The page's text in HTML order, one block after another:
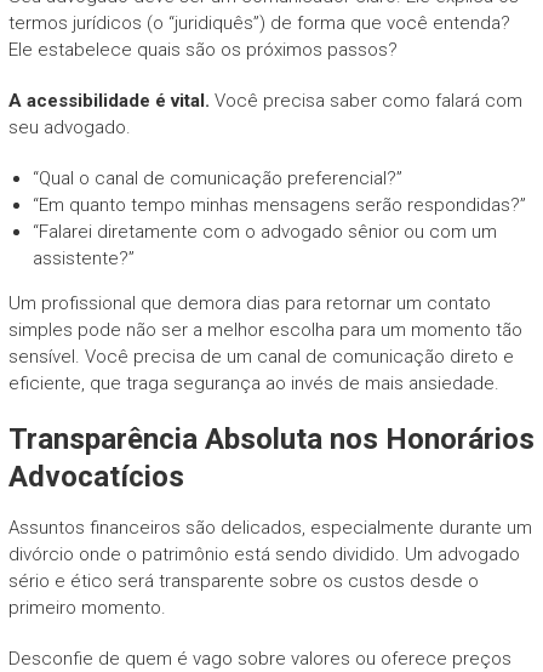
termos jurídicos (o “juridiquês”) de forma que você entenda?
Ele estabelece quais são os próximos passos?
A acessibilidade é vital. Você precisa saber como falará com
seu advogado.
“Qual o canal de comunicação preferencial?”
“Em quanto tempo minhas mensagens serão respondidas?”
“Falarei diretamente com o advogado sênior ou com um
assistente?”
Um profissional que demora dias para retornar um contato
simples pode não ser a melhor escolha para um momento tão
sensível. Você precisa de um canal de comunicação direto e
eficiente, que traga segurança ao invés de mais ansiedade.
Transparência Absoluta nos Honorários
Advocatícios
Assuntos financeiros são delicados, especialmente durante um
divórcio onde o patrimônio está sendo dividido. Um advogado
sério e ético será transparente sobre os custos desde o
primeiro momento.
Desconfie de quem é vago sobre valores ou oferece preços